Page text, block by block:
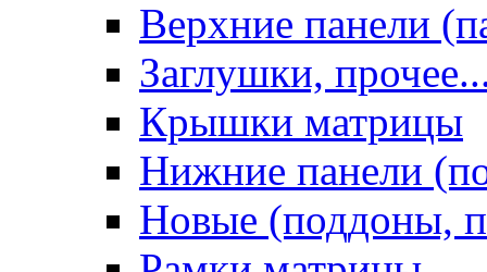
Верхние панели
Заглушки,
Крышки матрицы
Нижние панели
Новые (поддоны,